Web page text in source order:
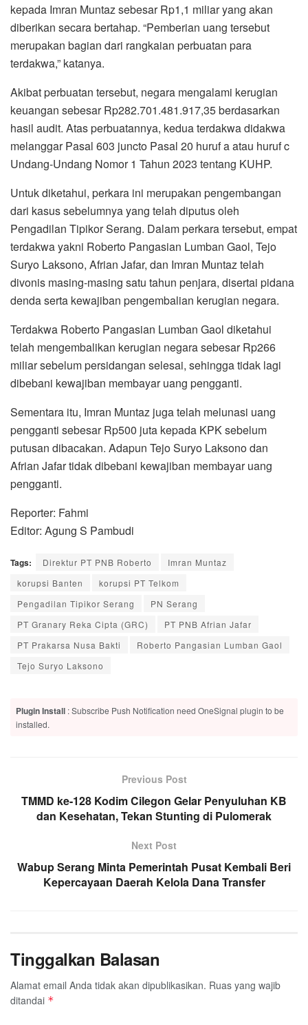
kepada Imran Muntaz sebesar Rp1,1 miliar yang akan
diberikan secara bertahap. “Pemberian uang tersebut
merupakan bagian dari rangkaian perbuatan para
terdakwa,” katanya.
Akibat perbuatan tersebut, negara mengalami kerugian
keuangan sebesar Rp282.701.481.917,35 berdasarkan
hasil audit. Atas perbuatannya, kedua terdakwa didakwa
melanggar Pasal 603 juncto Pasal 20 huruf a atau huruf c
Undang-Undang Nomor 1 Tahun 2023 tentang KUHP.
Untuk diketahui, perkara ini merupakan pengembangan
dari kasus sebelumnya yang telah diputus oleh
Pengadilan Tipikor Serang. Dalam perkara tersebut, empat
terdakwa yakni Roberto Pangasian Lumban Gaol, Tejo
Suryo Laksono, Afrian Jafar, dan Imran Muntaz telah
divonis masing-masing satu tahun penjara, disertai pidana
denda serta kewajiban pengembalian kerugian negara.
Terdakwa Roberto Pangasian Lumban Gaol diketahui
telah mengembalikan kerugian negara sebesar Rp266
miliar sebelum persidangan selesai, sehingga tidak lagi
dibebani kewajiban membayar uang pengganti.
Sementara itu, Imran Muntaz juga telah melunasi uang
pengganti sebesar Rp500 juta kepada KPK sebelum
putusan dibacakan. Adapun Tejo Suryo Laksono dan
Afrian Jafar tidak dibebani kewajiban membayar uang
pengganti.
Reporter: Fahmi
Editor: Agung S Pambudi
Tags: Direktur PT PNB Roberto
Imran Muntaz
korupsi Banten
korupsi PT Telkom
Pengadilan Tipikor Serang
PN Serang
PT Granary Reka Cipta (GRC)
PT PNB Afrian Jafar
PT Prakarsa Nusa Bakti
Roberto Pangasian Lumban Gaol
Tejo Suryo Laksono
Plugin Install : Subscribe Push Notification need OneSignal plugin to be
installed.
Previous Post
TMMD ke-128 Kodim Cilegon Gelar Penyuluhan KB
dan Kesehatan, Tekan Stunting di Pulomerak
Next Post
Wabup Serang Minta Pemerintah Pusat Kembali Beri
Kepercayaan Daerah Kelola Dana Transfer
Tinggalkan Balasan
Alamat email Anda tidak akan dipublikasikan. Ruas yang wajib
ditandai *